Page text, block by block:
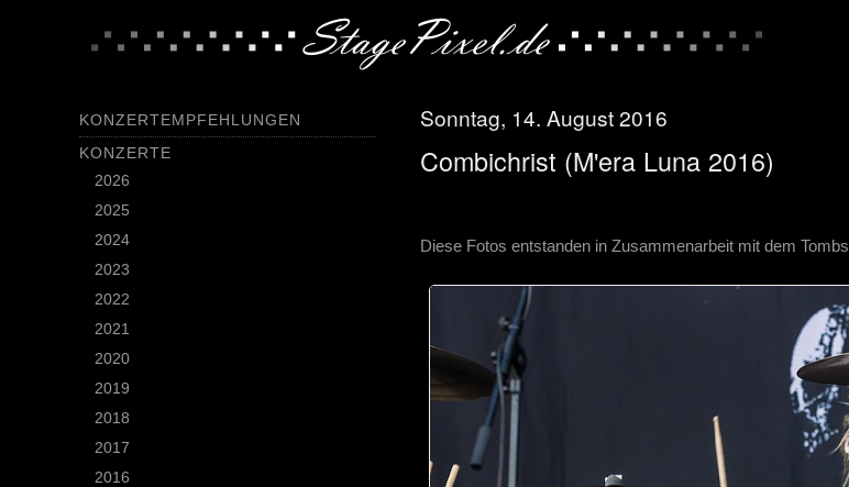
KONZERTEMPFEHLUNGEN
KONZERTE
2026
2025
2024
2023
2022
2021
2020
2019
2018
2017
2016
Sonntag, 14. August 2016
Combichrist (M'era Luna 2016)
Diese Fotos entstanden in Zusammenarbeit mit dem